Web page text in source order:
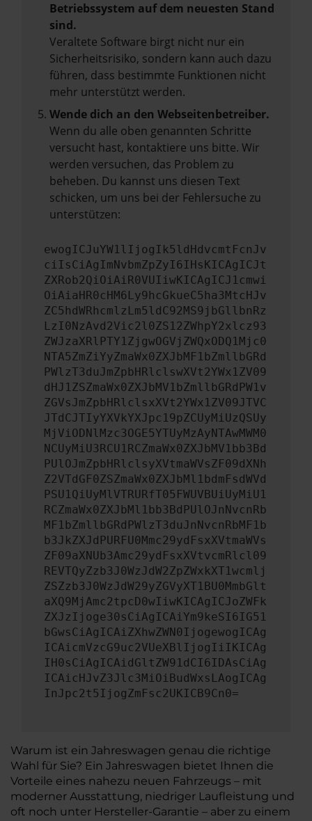
Betriebssystem auf dem neuesten Stand
sind.
Veraltete Software birgt nicht nur ein
Sicherheitsrisiko, sondern kann auch dazu
führen, dass bestimmte Funktionen nicht
mehr unterstützt werden.
Wende dich an den Webseitenbetreiber.
Wenn du alle oben genannten Schritte
versucht hast, kontaktiere uns bitte. Wir
werden versuchen, das Problem zu
beheben. Du kannst uns diesen Text
schicken, um uns bei der Fehlersuche zu
unterstützen:
ewogICJuYW1lIjogIk5ldHdvcmtFcnJv
ciIsCiAgImNvbmZpZyI6IHsKICAgICJt
ZXRob2QiOiAiR0VUIiwKICAgICJ1cmwi
OiAiaHR0cHM6Ly9hcGkueC5ha3MtcHJv
ZC5hdWRhcmlzLm5ldC92MS9jbGllbnRz
LzI0NzAvd2Vic2l0ZS12ZWhpY2xlcz93
ZWJzaXRlPTY1ZjgwOGVjZWQxODQ1Mjc0
NTA5ZmZiYyZmaWx0ZXJbMF1bZmllbGRd
PWlzT3duJmZpbHRlclswXVt2YWx1ZV09
dHJ1ZSZmaWx0ZXJbMV1bZmllbGRdPW1v
ZGVsJmZpbHRlclsxXVt2YWx1ZV09JTVC
JTdCJTIyYXVkYXJpc19pZCUyMiUzQSUy
MjViODNlMzc3OGE5YTUyMzAyNTAwMWM0
NCUyMiU3RCU1RCZmaWx0ZXJbMV1bb3Bd
PUlOJmZpbHRlclsyXVtmaWVsZF09dXNh
Z2VTdGF0ZSZmaWx0ZXJbMl1bdmFsdWVd
PSU1QiUyMlVTRURfT05FWUVBUiUyMiU1
RCZmaWx0ZXJbMl1bb3BdPUlOJnNvcnRb
MF1bZmllbGRdPWlzT3duJnNvcnRbMF1b
b3JkZXJdPURFU0Mmc29ydFsxXVtmaWVs
ZF09aXNUb3Amc29ydFsxXVtvcmRlcl09
REVTQyZzb3J0WzJdW2ZpZWxkXT1wcmlj
ZSZzb3J0WzJdW29yZGVyXT1BU0MmbGlt
aXQ9MjAmc2tpcD0wIiwKICAgICJoZWFk
ZXJzIjoge30sCiAgICAiYm9keSI6IG51
bGwsCiAgICAiZXhwZWN0IjogewogICAg
ICAicmVzcG9uc2VUeXBlIjogIiIKICAg
IH0sCiAgICAidGltZW91dCI6IDAsCiAg
ICAicHJvZ3Jlc3MiOiBudWxsLAogICAg
InJpc2t5IjogZmFsc2UKICB9Cn0=
Warum ist ein Jahreswagen genau die richtige
Wahl für Sie? Ein Jahreswagen bietet Ihnen die
Vorteile eines nahezu neuen Fahrzeugs – mit
moderner Ausstattung, niedriger Laufleistung und
oft noch unter Hersteller-Garantie – aber zu einem